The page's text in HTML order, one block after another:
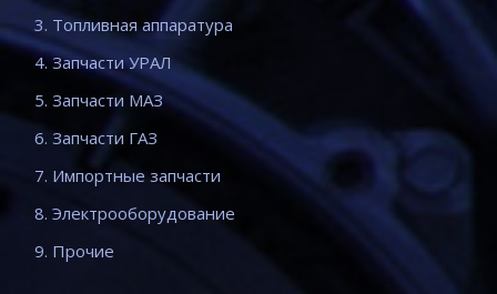
3. Топливная аппаратура
4. Запчасти УРАЛ
5. Запчасти МАЗ
6. Запчасти ГАЗ
7. Импортные запчасти
8. Электрооборудование
9. Прочие